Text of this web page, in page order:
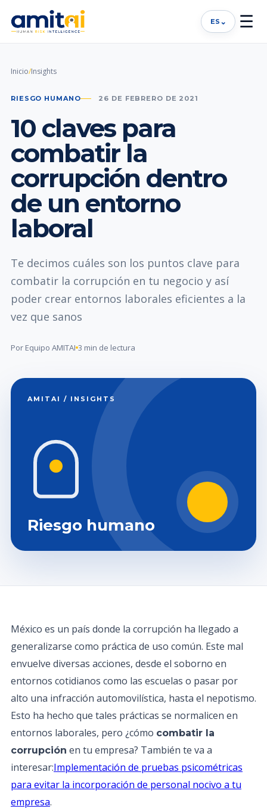
ES ⌄ ☰
Inicio/Insights
RIESGO HUMANO 26 DE FEBRERO DE 2021
10 claves para
combatir la
corrupción dentro
de un entorno
laboral
Te decimos cuáles son los puntos clave para
combatir la corrupción en tu negocio y así
poder crear entornos laborales eficientes a la
vez que sanos
Por Equipo AMITAI 3 min de lectura
AMITAI / INSIGHTS
Riesgo humano
México es un país donde la corrupción ha llegado a
generalizarse como práctica de uso común. Este mal
envuelve diversas acciones, desde el soborno en
entornos cotidianos como las escuelas o pasar por
alto una infracción automovilística, hasta el nepotismo.
Esto ha hecho que tales prácticas se normalicen en
entornos laborales, pero ¿cómo combatir la
corrupción en tu empresa? También te va a
interesar:Implementación de pruebas psicométricas
para evitar la incorporación de personal nocivo a tu
empresa.